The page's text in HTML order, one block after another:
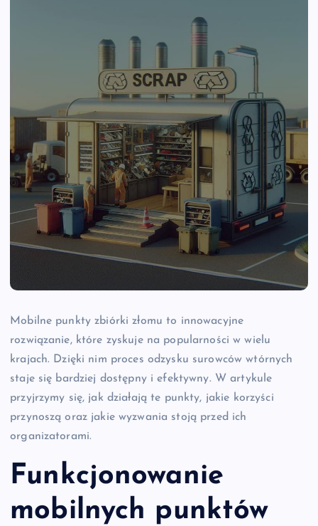
Mobilne punkty zbiórki złomu to innowacyjne
rozwiązanie, które zyskuje na popularności w wielu
krajach. Dzięki nim proces odzysku surowców wtórnych
staje się bardziej dostępny i efektywny. W artykule
przyjrzymy się, jak działają te punkty, jakie korzyści
przynoszą oraz jakie wyzwania stoją przed ich
organizatorami.
Funkcjonowanie
mobilnych punktów